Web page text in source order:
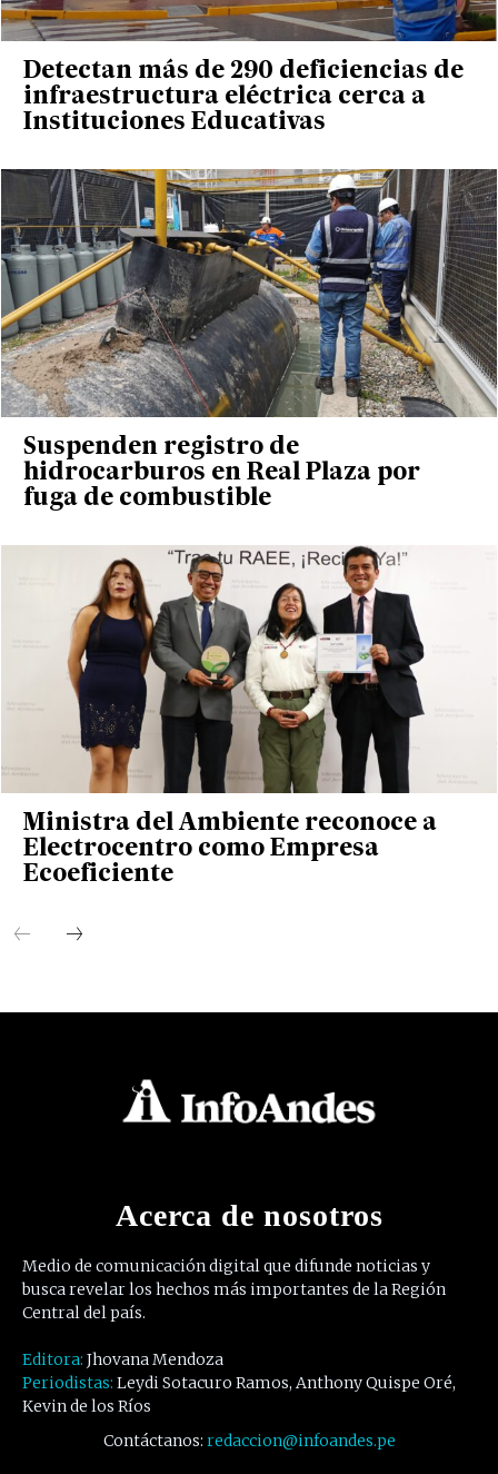
Detectan más de 290 deficiencias de
infraestructura eléctrica cerca a
Instituciones Educativas
Suspenden registro de
hidrocarburos en Real Plaza por
fuga de combustible
Ministra del Ambiente reconoce a
Electrocentro como Empresa
Ecoeficiente
Acerca de nosotros
Medio de comunicación digital que difunde noticias y
busca revelar los hechos más importantes de la Región
Central del país.
Editora: Jhovana Mendoza
Periodistas: Leydi Sotacuro Ramos, Anthony Quispe Oré,
Kevin de los Ríos
Contáctanos: redaccion@infoandes.pe